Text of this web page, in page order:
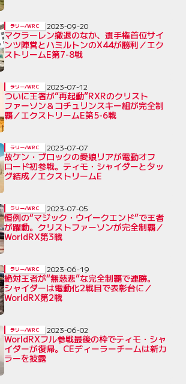
マクラーレン撤退のなか、選手権首位サイ
ンツ陣営とハミルトンのX44が勝利／エク
ストリームE第7-8戦
ラリー/WRC 2023-09-20
ついに王者が“再起動”RXRのクリスト
ファーソン＆コチュリンスキー組が完全制
覇／エクストリームE第5-6戦
ラリー/WRC 2023-07-12
故ケン・ブロックの愛娘リアが電動オフ
ロード初参戦。ティモ・シャイダーとタッ
グ結成／エクストリームE
ラリー/WRC 2023-07-07
恒例の“マジック・ウイークエンド”で王者
が躍動。クリストファーソンが完全制覇／
WorldRX第3戦
ラリー/WRC 2023-07-05
絶対王者が“無慈悲”な完全制覇で連勝。
シャイダーは電動化2戦目で表彰台に／
WorldRX第2戦
ラリー/WRC 2023-06-19
WorldRXフル参戦最後の枠でティモ・シャ
イダーが復帰。CEディーラーチームは新カ
ラーを披露
ラリー/WRC 2023-06-02